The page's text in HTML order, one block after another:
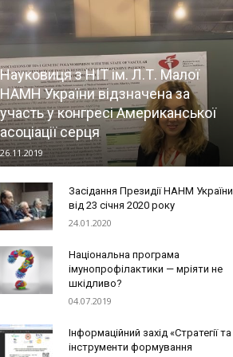
Науковиця з НІТ ім. Л.Т. Малої
НАМН України відзначена за
участь у конгресі Американської
асоціації серця
26.11.2019
Засідання Президії НАНМ України
від 23 січня 2020 року
24.01.2020
Національна програма
імунопрофілактики — мріяти не
шкідливо?
04.07.2019
Інформаційний захід «Стратегії та
інструменти формування